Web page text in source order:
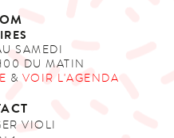
SAMEDI
DU MATIN
& VOIR L'AGENDA
VIOLI